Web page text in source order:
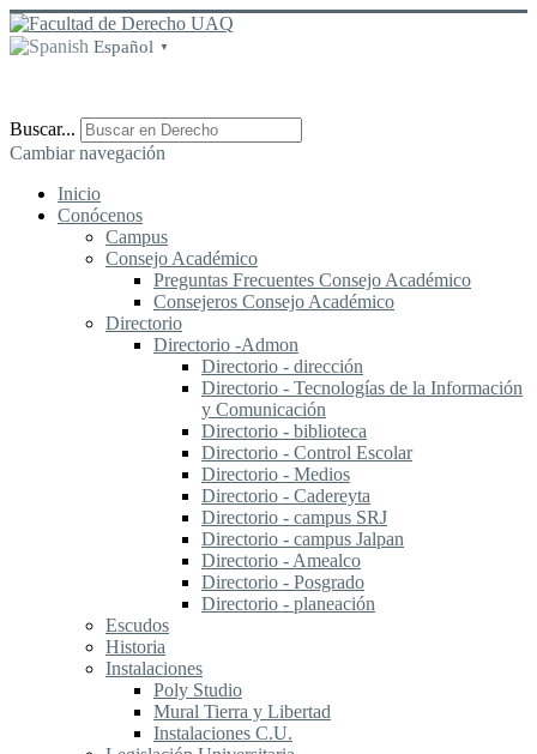
Español ▼
Buscar...
Cambiar navegación
Inicio
Conócenos
Campus
Consejo Académico
Preguntas Frecuentes Consejo Académico
Consejeros Consejo Académico
Directorio
Directorio -Admon
Directorio - dirección
Directorio - Tecnologías de la Información
y Comunicación
Directorio - biblioteca
Directorio - Control Escolar
Directorio - Medios
Directorio - Cadereyta
Directorio - campus SRJ
Directorio - campus Jalpan
Directorio - Amealco
Directorio - Posgrado
Directorio - planeación
Escudos
Historia
Instalaciones
Poly Studio
Mural Tierra y Libertad
Instalaciones C.U.